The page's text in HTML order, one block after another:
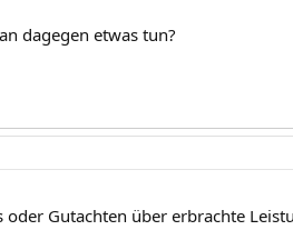
dagegen etwas tun?
Gutachten über erbrachte